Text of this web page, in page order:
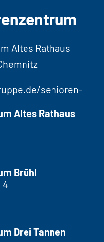
Altes Rathaus
senioren-
Altes Rathaus
Brühl
4
Drei Tannen